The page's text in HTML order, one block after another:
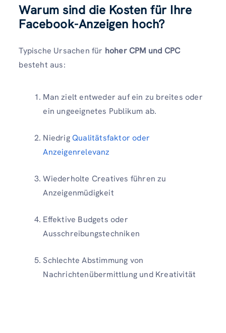
Warum sind die Kosten für Ihre
Facebook-Anzeigen hoch?
Typische Ursachen für hoher CPM und CPC
besteht aus:
Man zielt entweder auf ein zu breites oder
ein ungeeignetes Publikum ab.
NiedrigQualitätsfaktor oder
Anzeigenrelevanz
Wiederholte Creatives führen zu
Anzeigenmüdigkeit
Effektive Budgets oder
Ausschreibungstechniken
Schlechte Abstimmung von
Nachrichtenübermittlung und Kreativität